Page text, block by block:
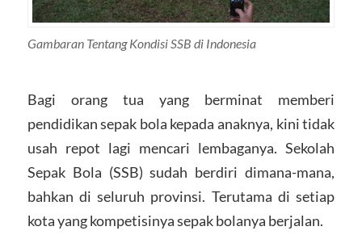
Gambaran Tentang Kondisi SSB di Indonesia
Bagi orang tua yang berminat memberi
pendidikan sepak bola kepada anaknya, kini tidak
usah repot lagi mencari lembaganya. Sekolah
Sepak Bola (SSB) sudah berdiri dimana-mana,
bahkan di seluruh provinsi. Terutama di setiap
kota yang kompetisinya sepak bolanya berjalan.